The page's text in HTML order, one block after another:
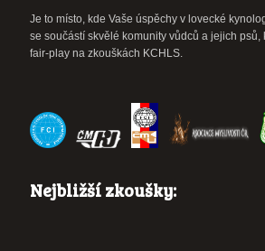
Je to místo, kde Vaše úspěchy v lovecké
se součástí skvělé komunity vůdců a jejich psů,
fair-play na zkouškách KCHLS.
Nejbližší zkoušky: